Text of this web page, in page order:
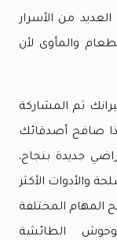
من الأسرار
والمأوى لأن
ثم المشاركة
صافح أصدقائك
جديدة بنجاح.
والأدوات الأكثر
المهام المختلفة
الطائشة